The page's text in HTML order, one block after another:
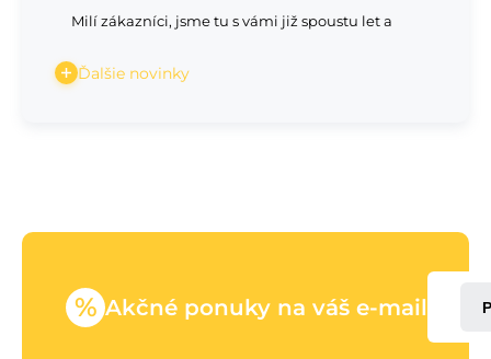
Milí zákazníci, jsme tu s vámi již spoustu let a
Ďalšie novinky
% Akčné ponuky na váš e-mail